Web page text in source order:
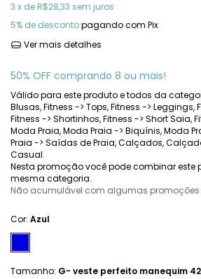
3 x de R$28,33 sem juros
5% de descontopagando com Pix
Ver mais detalhes
50% OFF comprando 8 ou mais!
Válido para este produto e todos da
Blusas, Fitness -> Tops, Fitness -> Leggings,
Fitness -> Shortinhos, Fitness -> Short Saia,
Moda Praia, Moda Praia -> Biquínis, Moda
Praia -> Saídas de Praia, Calçados,
Casual.
Nesta promoção você pode combinar este
mesma categoria.
Não acumulável com algumas promoções
Cor: Azul
Tamanho: G- veste perfeito manequim